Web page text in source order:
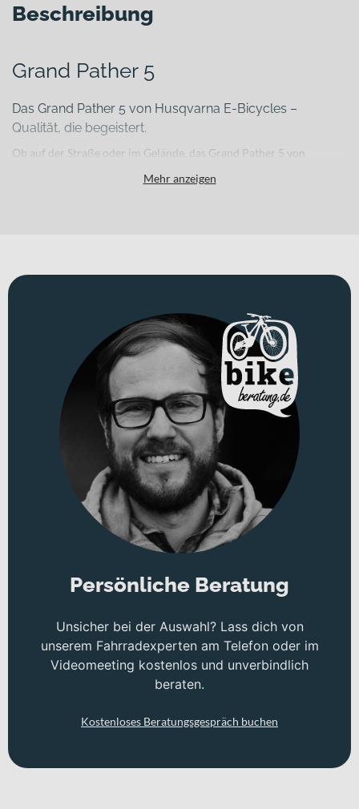
Beschreibung
Grand Pather 5
Das Grand Pather 5 von Husqvarna E-Bicycles –
Qualität, die begeistert.
Ob auf der Straße oder im Gelände, das Grand Pather 5 von
Rahmenform bietet Dir den nötigen Halt, während die Farbe blue /
Mehr anzeigen
Persönliche Beratung
Unsicher bei der Auswahl? Lass dich von
unserem Fahrradexperten am Telefon oder im
Videomeeting kostenlos und unverbindlich
beraten.
Kostenloses Beratungsgespräch buchen